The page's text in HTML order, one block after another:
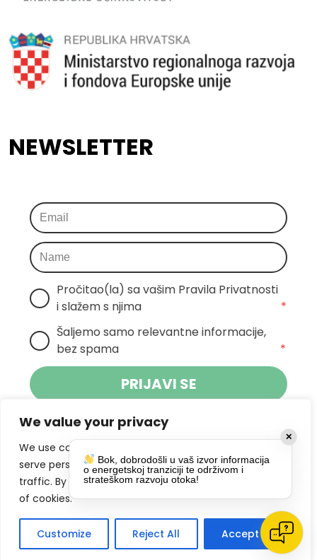
We value your privacy
We use cookies to enhance your browsing experience,
serve personalized ads or content, and analyze our
traffic. By clicking "Accept All", you consent to our use
of cookies.
Customize Reject All Accept All
NEWSLETTER
Pročitao(la) sa vašim Pravila Privatnosti
i slažem s njima
*
Šaljemo samo relevantne informacije,
bez spama
*
PRIJAVI SE
Klikom na gumb dajete suglasnost za
primanje novosti Pokreta Otoka te se
slažete spolitikom privatnosti.
DRUŠTVENE MREŽE
✕
Bok, dobrodošli u vaš izvor informacija
o energetskoj tranziciji te održivom i
strateškom razvoju otoka!